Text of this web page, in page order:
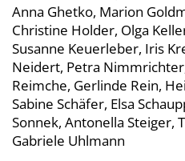
Anna Ghetko, Marion
Christine Holder, Olga
Susanne Keuerleber, Iris
Neidert, Petra
Reimche, Gerlinde Rein,
Sabine Schäfer, Elsa
Sonnek, Antonella Steiger,
Gabriele Uhlmann